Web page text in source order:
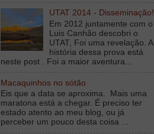
UTAT 2014 - Disseminação!
Em 2012 juntamente com o
Luis Canhão descobri o
UTAT, Foi uma revelação. A
história dessa prova está
neste post . Foi a maior aventura...
Macaquinhos no sótão
Eis que a data se aproxima. Mais uma
maratona está a chegar. É preciso ter
estado atento ao meu blog, ou já
perceber um pouco desta coisa ...